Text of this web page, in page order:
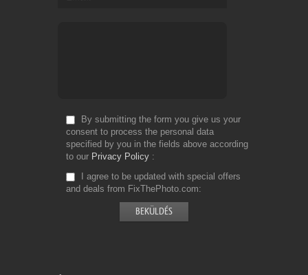
By submitting the form you give us your
consent to process the personal data
specified by you in the fields above according
to our Privacy Policy
I agree to be updated with special offers
and deals from FixThePhoto.com